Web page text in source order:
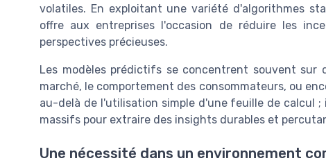
volatiles. En exploitant une variété d'algorithmes
offre aux entreprises l'occasion de réduire les
perspectives précieuses.
Les modèles prédictifs se concentrent souvent
marché, le comportement des consommateurs, ou
au-delà de l'utilisation simple d'une feuille de calcul
massifs pour extraire des insights durables et
Une nécessité dans un environnement